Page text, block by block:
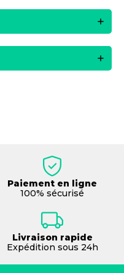
Paiement en ligne
100% sécurisé
Livraison rapide
Expédition sous 24h